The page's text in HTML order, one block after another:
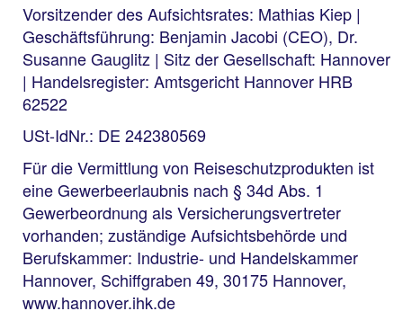
Vorsitzender des Aufsichtsrates: Mathias Kiep |
Geschäftsführung: Benjamin Jacobi (CEO), Dr.
Susanne Gauglitz | Sitz der Gesellschaft: Hannover
| Handelsregister: Amtsgericht Hannover HRB
62522
USt-IdNr.: DE 242380569
Für die Vermittlung von Reiseschutzprodukten ist
eine Gewerbeerlaubnis nach § 34d Abs. 1
Gewerbeordnung als Versicherungsvertreter
vorhanden; zuständige Aufsichtsbehörde und
Berufskammer: Industrie- und Handelskammer
Hannover, Schiffgraben 49, 30175 Hannover,
www.hannover.ihk.de